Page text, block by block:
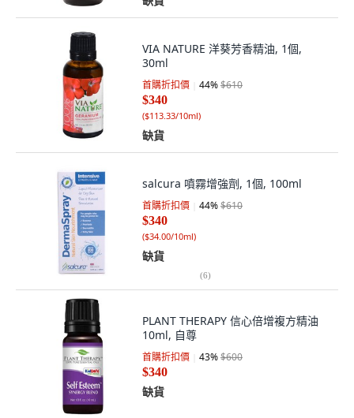
VIA NATURE 洋葵芳香精油, 1個,
30ml
首購折扣價 44%$610
$340
($113.33/10ml)
缺貨
salcura 噴霧增強劑, 1個, 100ml
首購折扣價 44%$610
$340
($34.00/10ml)
缺貨
(6)
PLANT THERAPY 信心倍增複方精油
10ml, 自尊
首購折扣價 43%$600
$340
缺貨